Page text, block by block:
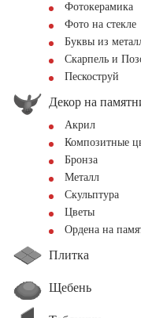
Фотокерамика
Фото на стекле
Буквы из
Скарпель и
Пескоструй
Декор на
Акрил
Композитные
Бронза
Металл
Скульптура
Цветы
Ордена на
Плитка
Щебень